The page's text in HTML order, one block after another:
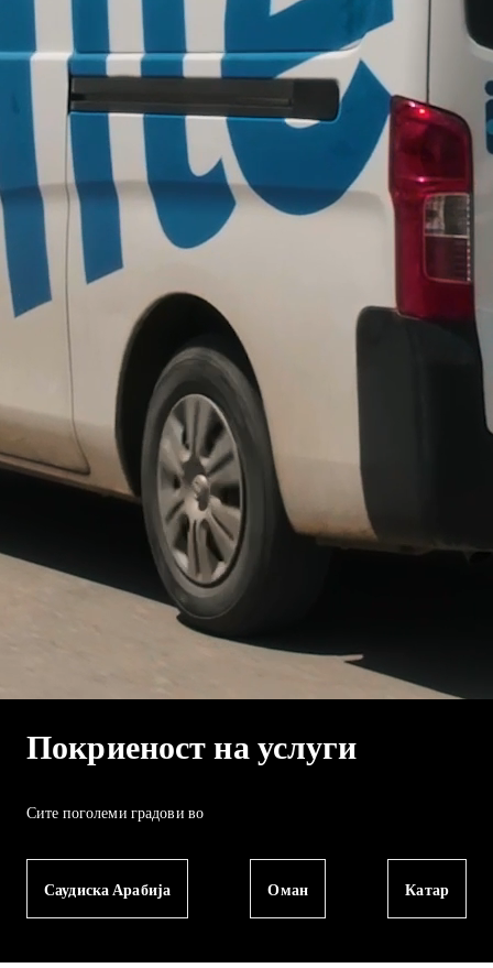
Покриеност на услуги
Сите поголеми градови во
Саудиска Арабија Оман Катар